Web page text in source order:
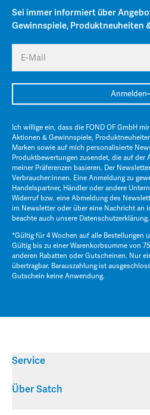
Sei immer informiert über
Gewinnspiele, Produktneuheiten
E-Mail
Anmelden
Ich willige ein, dass die FOND OF GmbH
Aktionen & Gewinnspiele,
Marken sowie auf mich personalisierte
Produktbewertungen zusendet, die auf der
meiner Präferenzen basieren. Der
Verbraucher:innen. Eine Anmeldung zu
Handelspartner, Händler oder andere
Widerruf bzw. eine Abmeldung des
im Newsletter oder über eine Nachricht an
beachte auch unsere Datenschutzerklärung.
*Gültig für 4 Wochen auf alle Bestellungen
Gültig bis zu einer Warenkorbsumme von
anderen Rabatten oder Gutscheinen. Nur
übertragbar. Barauszahlung ist
Gutschein keine Anwendung.
Service
Über Satch